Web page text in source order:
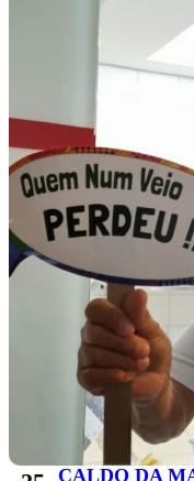
CALDO DA